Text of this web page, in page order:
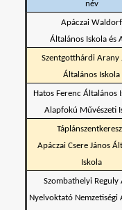
név
Apáczai Waldorf
Általános Iskola és
Szentgotthárdi Arany
Általános Iskola
Hatos Ferenc Általános
Alapfokú Művészeti
Apáczai Csere János
Iskola
Szombathelyi Reguly
Nyelvoktató Nemzetiségi